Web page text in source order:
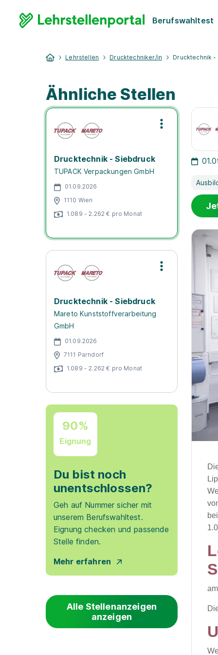
Berufswahltest
Lehrstellen Drucktechniker/in Drucktechnik
Ähnliche Stellen
Drucktechnik - Siebdruck
TUPACK Verpackungen GmbH
01.09.2026
1110 Wien
1.089 - 2.262 € pro Monat
Drucktechnik - Siebdruck
Mareto Kunststoffverarbeitung
GmbH
01.09.2026
7111 Parndorf
1.089 - 2.262 € pro Monat
90%
Eignung
Du bist noch
unentschlossen?
Geh auf Nummer sicher mit
unserem Berufswahltest.
Eignung checken und passende
Stelle finden.
Mehr erfahren
Alle Stellenanzeigen
anzeigen